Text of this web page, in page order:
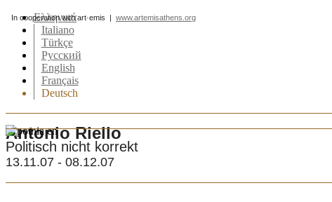
Ελληνικά
Italiano
Türkçe
Pусский
English
Français
Deutsch
Antonio Riello
Politisch nicht korrekt
13.11.07 - 08.12.07
In cooperation with art·emis | www.artemisathens.org